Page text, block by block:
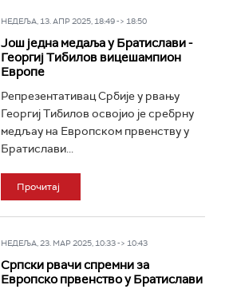
НЕДЕЉА, 13. АПР 2025, 18:49 -> 18:50
Још једна медаља у Братислави -
Георгиј Тибилов вицешампион
Европе
Репрезентативац Србије у рвању
Георгиј Тибилов освојио је сребрну
медљау на Европском првенству у
Братислави...
Прочитај
НЕДЕЉА, 23. МАР 2025, 10:33 -> 10:43
Српски рвачи спремни за
Европско првенство у Братислави